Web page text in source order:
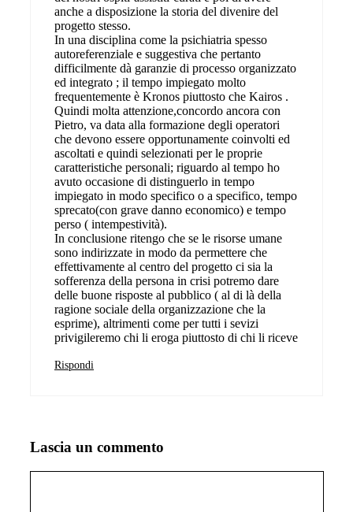
anche a disposizione la storia del divenire del
progetto stesso.
In una disciplina come la psichiatria spesso
autoreferenziale e suggestiva che pertanto
difficilmente dà garanzie di processo organizzato
ed integrato ; il tempo impiegato molto
frequentemente è Kronos piuttosto che Kairos .
Quindi molta attenzione,concordo ancora con
Pietro, va data alla formazione degli operatori
che devono essere opportunamente coinvolti ed
ascoltati e quindi selezionati per le proprie
caratteristiche personali; riguardo al tempo ho
avuto occasione di distinguerlo in tempo
impiegato in modo specifico o a specifico, tempo
sprecato(con grave danno economico) e tempo
perso ( intempestività).
In conclusione ritengo che se le risorse umane
sono indirizzate in modo da permettere che
effettivamente al centro del progetto ci sia la
sofferenza della persona in crisi potremo dare
delle buone risposte al pubblico ( al di là della
ragione sociale della organizzazione che la
esprime), altrimenti come per tutti i sevizi
privigileremo chi li eroga piuttosto di chi li riceve
Rispondi
Lascia un commento